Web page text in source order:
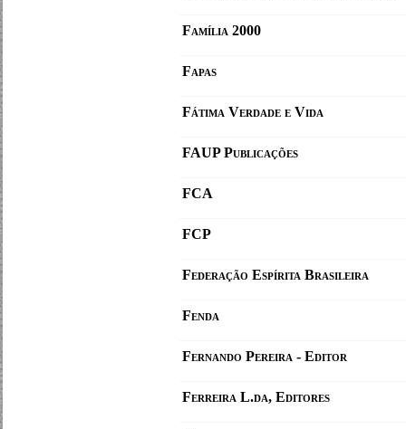
Família 2000
Fapas
Fátima Verdade e Vida
FAUP Publicações
FCA
FCP
Federação Espírita Brasileira
Fenda
Fernando Pereira - Editor
Ferreira L.da, Editores